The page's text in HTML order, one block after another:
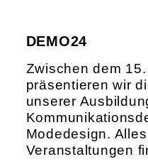
DEMO24
Zwischen dem
präsentieren wir
unserer
Modedesign.
Veranstaltungen